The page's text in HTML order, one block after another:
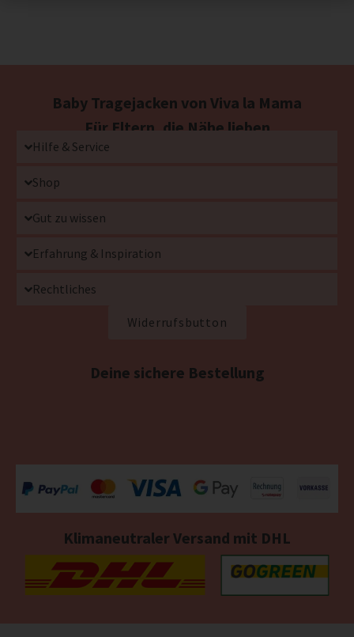
Baby Tragejacken von Viva la Mama
Für Eltern, die Nähe lieben
Hilfe & Service
Shop
Gut zu wissen
Erfahrung & Inspiration
Rechtliches
Widerrufsbutton
Deine sichere Bestellung
Klimaneutraler Versand mit DHL